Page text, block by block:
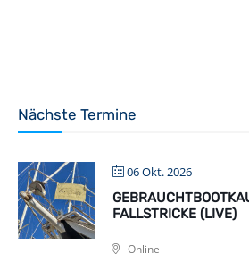
Nächste Termine
06 Okt. 2026
FALLSTRICKE (LIVE)
Online